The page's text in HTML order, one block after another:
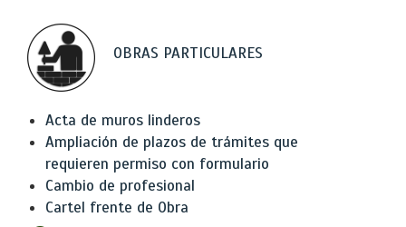
OBRAS PARTICULARES
Acta de muros linderos
Ampliación de plazos de trámites que
requieren permiso con formulario
Cambio de profesional
Cartel frente de Obra